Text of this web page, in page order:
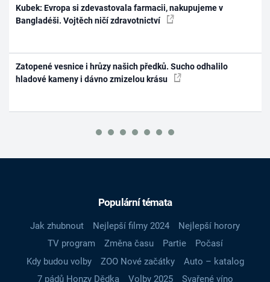
Kubek: Evropa si zdevastovala farmacii, nakupujeme v
Bangladéši. Vojtěch ničí zdravotnictví
Zatopené vesnice i hrůzy našich předků. Sucho odhalilo
hladové kameny i dávno zmizelou krásu
Populární témata
Jak zhubnout Nejlepší filmy 2024
Nejlepší horory
TV program
Změna času Partie
Počasí
Kdy budou volby
ZOO Nové začátky
Auto – katalog
7 pádů Honzy Dědka
Volby 2025
Svařené víno